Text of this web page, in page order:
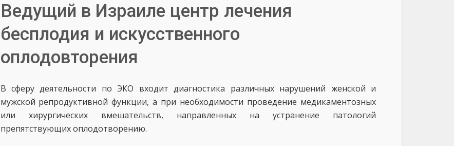
Ведущий в Израиле центр лечения
бесплодия и искусственного
оплодовторения
В сферу деятельности по ЭКО входит диагностика различных нарушений женской и
мужской репродуктивной функции, а при необходимости проведение медикаментозных
или хирургических вмешательств, направленных на устранение патологий
препятствующих оплодотворению.